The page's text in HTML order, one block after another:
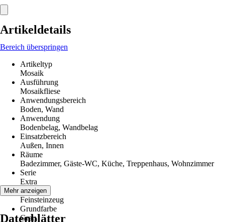
Artikeldetails
Bereich überspringen
Artikeltyp
Mosaik
Ausführung
Mosaikfliese
Anwendungsbereich
Boden, Wand
Anwendung
Bodenbelag, Wandbelag
Einsatzbereich
Außen, Innen
Räume
Badezimmer, Gäste-WC, Küche, Treppenhaus, Wohnzimmer
Serie
Extra
Material
Feinsteinzeug
Grundfarbe
Grau
Mehr anzeigen
Datenblätter